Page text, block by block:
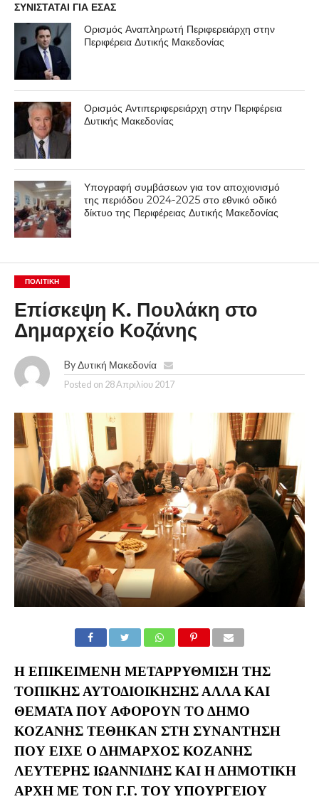
ΣΥΝΙΣΤΑΤΑΙ ΓΙΑ ΕΣΑΣ
Ορισμός Αναπληρωτή Περιφερειάρχη στην
Περιφέρεια Δυτικής Μακεδονίας
Ορισμός Αντιπεριφερειάρχη στην Περιφέρεια
Δυτικής Μακεδονίας
Υπογραφή συμβάσεων για τον αποχιονισμό
της περιόδου 2024-2025 στο εθνικό οδικό
δίκτυο της Περιφέρειας Δυτικής Μακεδονίας
ΠΟΛΙΤΙΚΉ
Επίσκεψη Κ. Πουλάκη στο
Δημαρχείο Κοζάνης
By Δυτική Μακεδονία
Posted on 28 Απριλίου 2017
Η ΕΠΙΚΕΊΜΕΝΗ ΜΕΤΑΡΡΎΘΜΙΣΗ ΤΗΣ
ΤΟΠΙΚΉΣ ΑΥΤΟΔΙΟΊΚΗΣΗΣ ΑΛΛΆ ΚΑΙ
ΘΈΜΑΤΑ ΠΟΥ ΑΦΟΡΟΎΝ ΤΟ ΔΉΜΟ
ΚΟΖΆΝΗΣ ΤΈΘΗΚΑΝ ΣΤΗ ΣΥΝΆΝΤΗΣΗ
ΠΟΥ ΕΊΧΕ Ο ΔΉΜΑΡΧΟΣ ΚΟΖΆΝΗΣ
ΛΕΥΤΈΡΗΣ ΙΩΑΝΝΊΔΗΣ ΚΑΙ Η ΔΗΜΟΤΙΚΉ
ΑΡΧΉ ΜΕ ΤΟΝ Γ.Γ. ΤΟΥ ΥΠΟΥΡΓΕΊΟΥ